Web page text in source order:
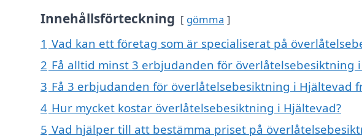
Innehållsförteckning gömma
1 Vad kan ett företag som är specialiserat på
2 Få alltid minst 3 erbjudanden för överlåtelsebesiktning
3 Få 3 erbjudanden för överlåtelsebesiktning i Hjältevad
4 Hur mycket kostar överlåtelsebesiktning i Hjältevad?
5 Vad hjälper till att bestämma priset på